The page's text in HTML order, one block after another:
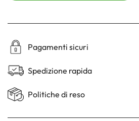
Pagamenti sicuri
Spedizione rapida
Politiche di reso